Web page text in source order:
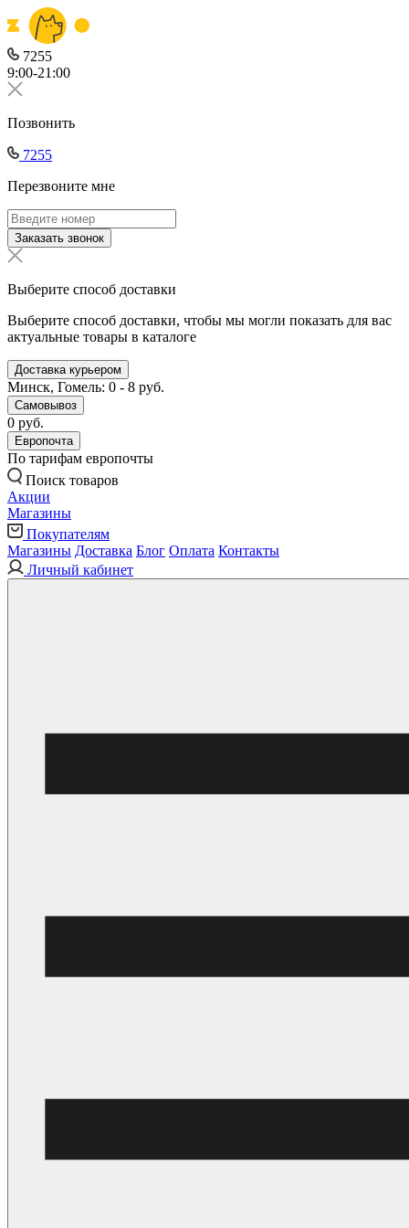
7255
9:00-21:00
Позвонить
7255
Перезвоните мне
Заказать звонок
Выберите способ доставки
Выберите способ доставки, чтобы мы могли показать для вас
актуальные товары в каталоге
Доставка курьером
Минск, Гомель: 0 - 8 руб.
Самовывоз
0 руб.
Европочта
По тарифам европочты
Поиск товаров
Акции
Магазины
Покупателям
Магазины Доставка Блог Оплата Контакты
Личный кабинет